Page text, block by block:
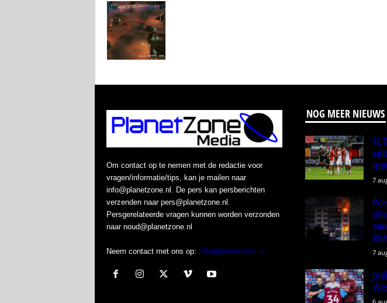
Om contact op te nemen met de redactie voor
vragen/informatie/tips, kan je mailen naar
info@planetzone.nl. De pers kan persberichten
verzenden naar pers@planetzone.nl.
Persgerelateerde vragen kunnen worden verzonden
naar noud@planetzone.nl
Neem contact met ons op: Info@planetzone.nl
NOG MEER NIEUWS
FC
7
7